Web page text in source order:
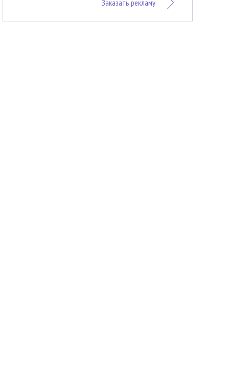
Заказать рекламу